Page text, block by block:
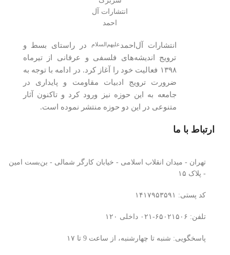
انتشارات آل‌احمدعلیهم‌السلام
در راستای بسط و
ترویج اندیشه‌های فلسفی و عرفانی از تیرماه
۱۳۹۸ فعالیت خود را آغاز کرد. در ادامه با توجه به
ضرورت ترویج ادبیات مقاومت و پایداری در
جامعه به این حوزه نیز ورود کرد و تاکنون آثار
متنوعی در این دو حوزه منتشر نموده است.
ارتباط با ما
تهران - میدان انقلاب اسلامی - خیابان کارگر شمالی - بن‌بست امین
- پلاک ۱۵​
کد پستی: ۱۴۱۷۹۵۳۵۹۱
تلفن: ۶۵۰۲۱۵۰۶-۰۲۱ داخلی ۱۲۰
پاسخگویی: شنبه تا چهارشنبه، از ساعت 9 تا ۱۷